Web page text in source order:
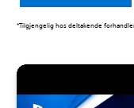
*Tilgjengelig hos deltakende